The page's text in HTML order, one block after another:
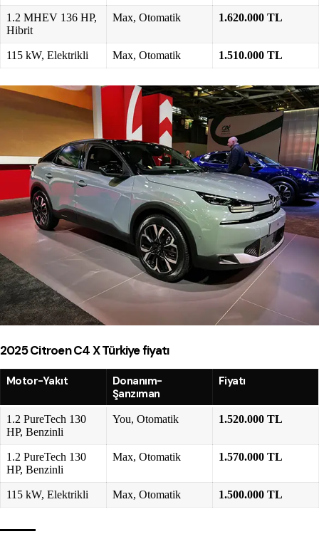
1.2 MHEV 136 HP,
Hibrit
Max, Otomatik 1.620.000 TL
115 kW, Elektrikli Max, Otomatik 1.510.000 TL
2025 Citroen C4 X Türkiye fiyatı
Motor-Yakıt
Donanım-
Şanzıman
Fiyatı
1.2 PureTech 130
HP, Benzinli
You, Otomatik 1.520.000 TL​
1.2 PureTech 130
HP, Benzinli
Max, Otomatik 1.570.000 TL​
115 kW, Elektrikli Max, Otomatik 1.500.000 TL